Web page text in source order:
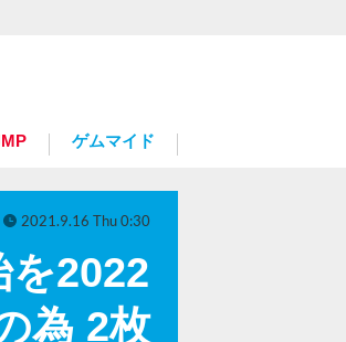
ゲムマイド
2022
為 2枚
2021.9.16 Thu 0:30